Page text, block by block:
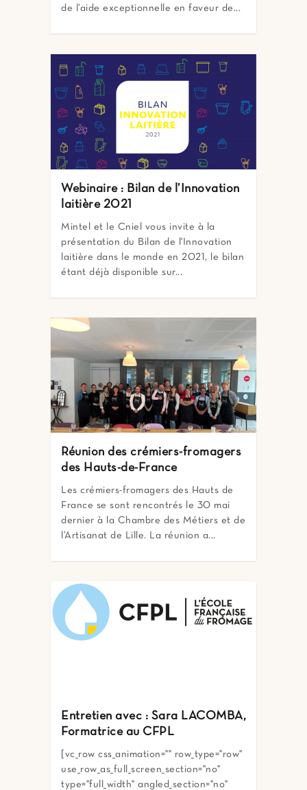
de l’aide exceptionnelle en faveur de...
Webinaire : Bilan de l’Innovation
laitière 2021
Mintel et le Cniel vous invite à la
présentation du Bilan de l'Innovation
laitière dans le monde en 2021, le bilan
étant déjà disponible sur...
Réunion des crémiers-fromagers
des Hauts-de-France
Les crémiers-fromagers des Hauts de
France se sont rencontrés le 30 mai
dernier à la Chambre des Métiers et de
l’Artisanat de Lille. La réunion a...
Entretien avec : Sara LACOMBA,
Formatrice au CFPL
[vc_row css_animation="" row_type="row"
use_row_as_full_screen_section="no"
type="full_width" angled_section="no"